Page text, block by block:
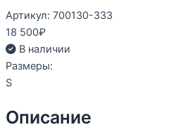
Артикул: 700130-333
18 500₽
В наличии
Размеры:
S
Описание